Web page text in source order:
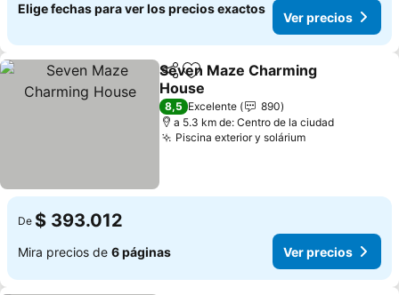
Elige fechas para ver los precios exactos
Ver precios
CompartirAgregar a favoritos
Seven Maze Charming
House
Ver precios
8,5 Excelente
890
a 5.3 km de: Centro de la ciudad
Piscina exterior y soláriumVer precios
De $ 393.012
Mira precios de 6 páginas Ver precios